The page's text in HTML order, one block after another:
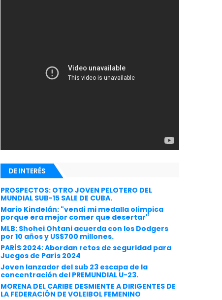
DE INTERÉS
PROSPECTOS: OTRO JOVEN PELOTERO DEL
MUNDIAL SUB-15 SALE DE CUBA.
Mario Kindelán: "vendí mi medalla olímpica
porque era mejor comer que desertar"
MLB: Shohei Ohtani acuerda con los Dodgers
por 10 años y US$700 millones.
PARÍS 2024: Abordan retos de seguridad para
Juegos de París 2024
Joven lanzador del sub 23 escapa de la
concentración del PREMUNDIAL U-23.
MORENA DEL CARIBE DESMIENTE A DIRIGENTES DE
LA FEDERACIÓN DE VOLEIBOL FEMENINO